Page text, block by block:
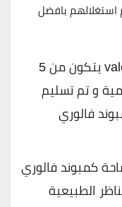
استغلالهم بافضل
فالوري شيراتون valore sheraton يتكون من 5
و تم تسليم
فالوري
كمبوند فالوري
الطبيعية